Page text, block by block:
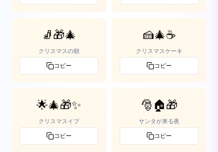
🧦🎁🎄
クリスマスの朝
コピー
🍰🎄☕
クリスマスケーキ
コピー
🌟🎄🎁✨
クリスマスイブ
コピー
🎅🏠🎁
サンタが来る夜
コピー